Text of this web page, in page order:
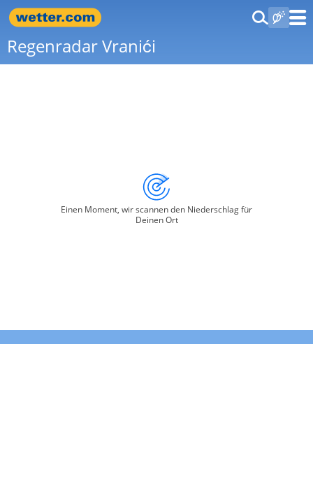
Regenradar Vranići
Einen Moment, wir scannen den Niederschlag für
Deinen Ort